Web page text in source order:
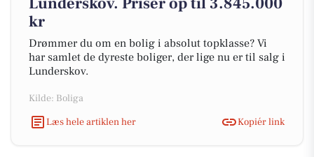
kr
Drømmer du om en bolig i absolut topklasse? Vi
har samlet de dyreste boliger, der lige nu er til salg i
Lunderskov.
Kilde: Boliga
Læs hele artiklen her
Kopiér link